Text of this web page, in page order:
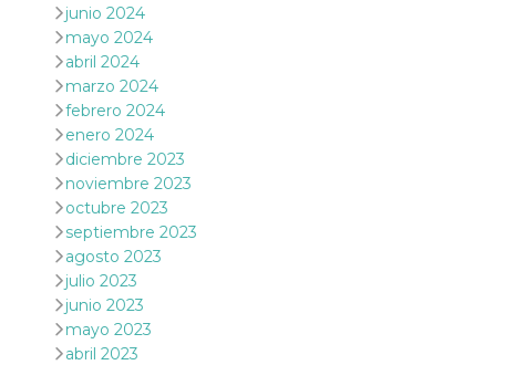
junio 2024
mayo 2024
abril 2024
marzo 2024
febrero 2024
enero 2024
diciembre 2023
noviembre 2023
octubre 2023
septiembre 2023
agosto 2023
julio 2023
junio 2023
mayo 2023
abril 2023